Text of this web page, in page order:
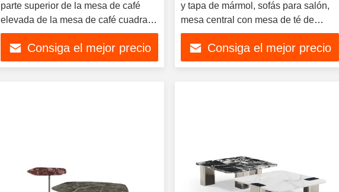
parte superior de la mesa de café
elevada de la mesa de café cuadrada
de la mesa de café
Consiga el mejor precio
y tapa de mármol, sofás para salón,
mesa central con mesa de té de
piedra sinterizada
Consiga el mejor precio